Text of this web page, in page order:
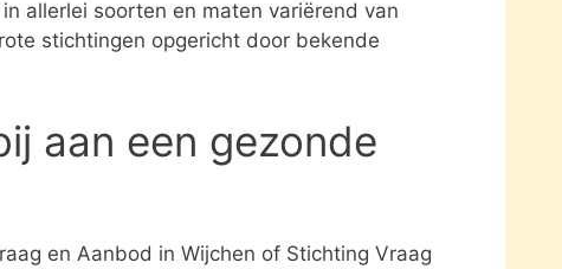
allerlei soorten en maten variërend van
stichtingen opgericht door bekende
aan een gezonde
en Aanbod in Wijchen of Stichting Vraag